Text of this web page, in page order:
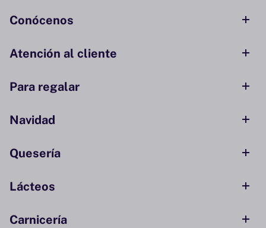
Conócenos
Atención al cliente
Para regalar
Navidad
Quesería
Lácteos
Carnicería